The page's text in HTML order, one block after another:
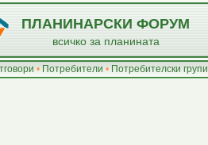
ПЛАНИНАРСКИ ФОРУМ
всичко за планината
• Потребители • Потребителски групи